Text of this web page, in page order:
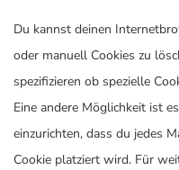
Du kannst deinen
oder manuell Cookies zu
spezifizieren ob spezielle
Eine andere Möglichkeit ist
einzurichten, dass du jedes
Cookie platziert wird. Für